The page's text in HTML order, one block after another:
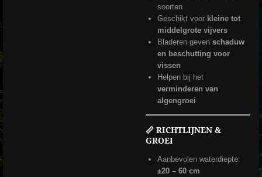
soorten
Geschikt voor kleine tot
middelgrote vijvers
Bladeren geven schaduw
en beschutting voor
vissen
Helpen bij het
verminderen van
algengroei
📏 RICHTLIJNEN &
GROEI
Aanbevolen waterdiepte:
±20 – 60 cm